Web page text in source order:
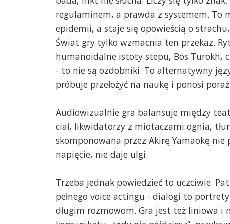
regulaminem, a prawda z systemem. To
epidemii, a staje się opowieścią o
Świat gry tylko wzmacnia ten przekaz.
humanoidalne istoty stepu, Bos Turokh,
- to nie są ozdobniki. To alternatywny
próbuje przełożyć na naukę i ponosi
Audiowizualnie gra balansuje między
ciał, likwidatorzy z miotaczami ognia,
skomponowana przez Akirę Yamaokę
napięcie, nie daje ulgi.
Trzeba jednak powiedzieć to uczciwie.
pełnego voice actingu - dialogi to
długim rozmowom. Gra jest też liniowa i